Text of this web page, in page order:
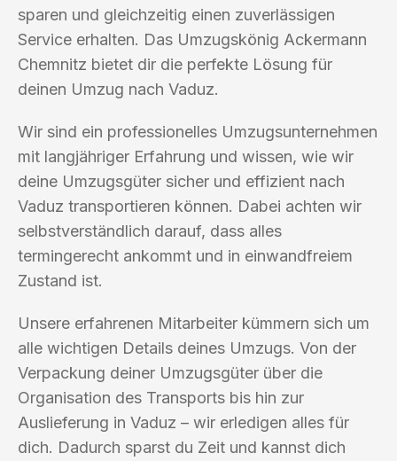
sparen und gleichzeitig einen zuverlässigen
Service erhalten. Das Umzugskönig Ackermann
Chemnitz bietet dir die perfekte Lösung für
deinen Umzug nach Vaduz.
Wir sind ein professionelles Umzugsunternehmen
mit langjähriger Erfahrung und wissen, wie wir
deine Umzugsgüter sicher und effizient nach
Vaduz transportieren können. Dabei achten wir
selbstverständlich darauf, dass alles
termingerecht ankommt und in einwandfreiem
Zustand ist.
Unsere erfahrenen Mitarbeiter kümmern sich um
alle wichtigen Details deines Umzugs. Von der
Verpackung deiner Umzugsgüter über die
Organisation des Transports bis hin zur
Auslieferung in Vaduz – wir erledigen alles für
dich. Dadurch sparst du Zeit und kannst dich